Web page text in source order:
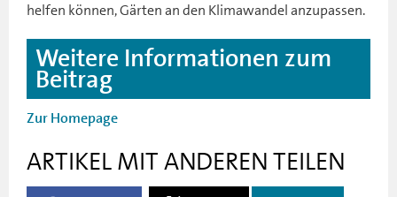
helfen können, Gärten an den Klimawandel anzupassen.
Weitere Informationen zum
Beitrag
Zur Homepage
ARTIKEL MIT ANDEREN TEILEN